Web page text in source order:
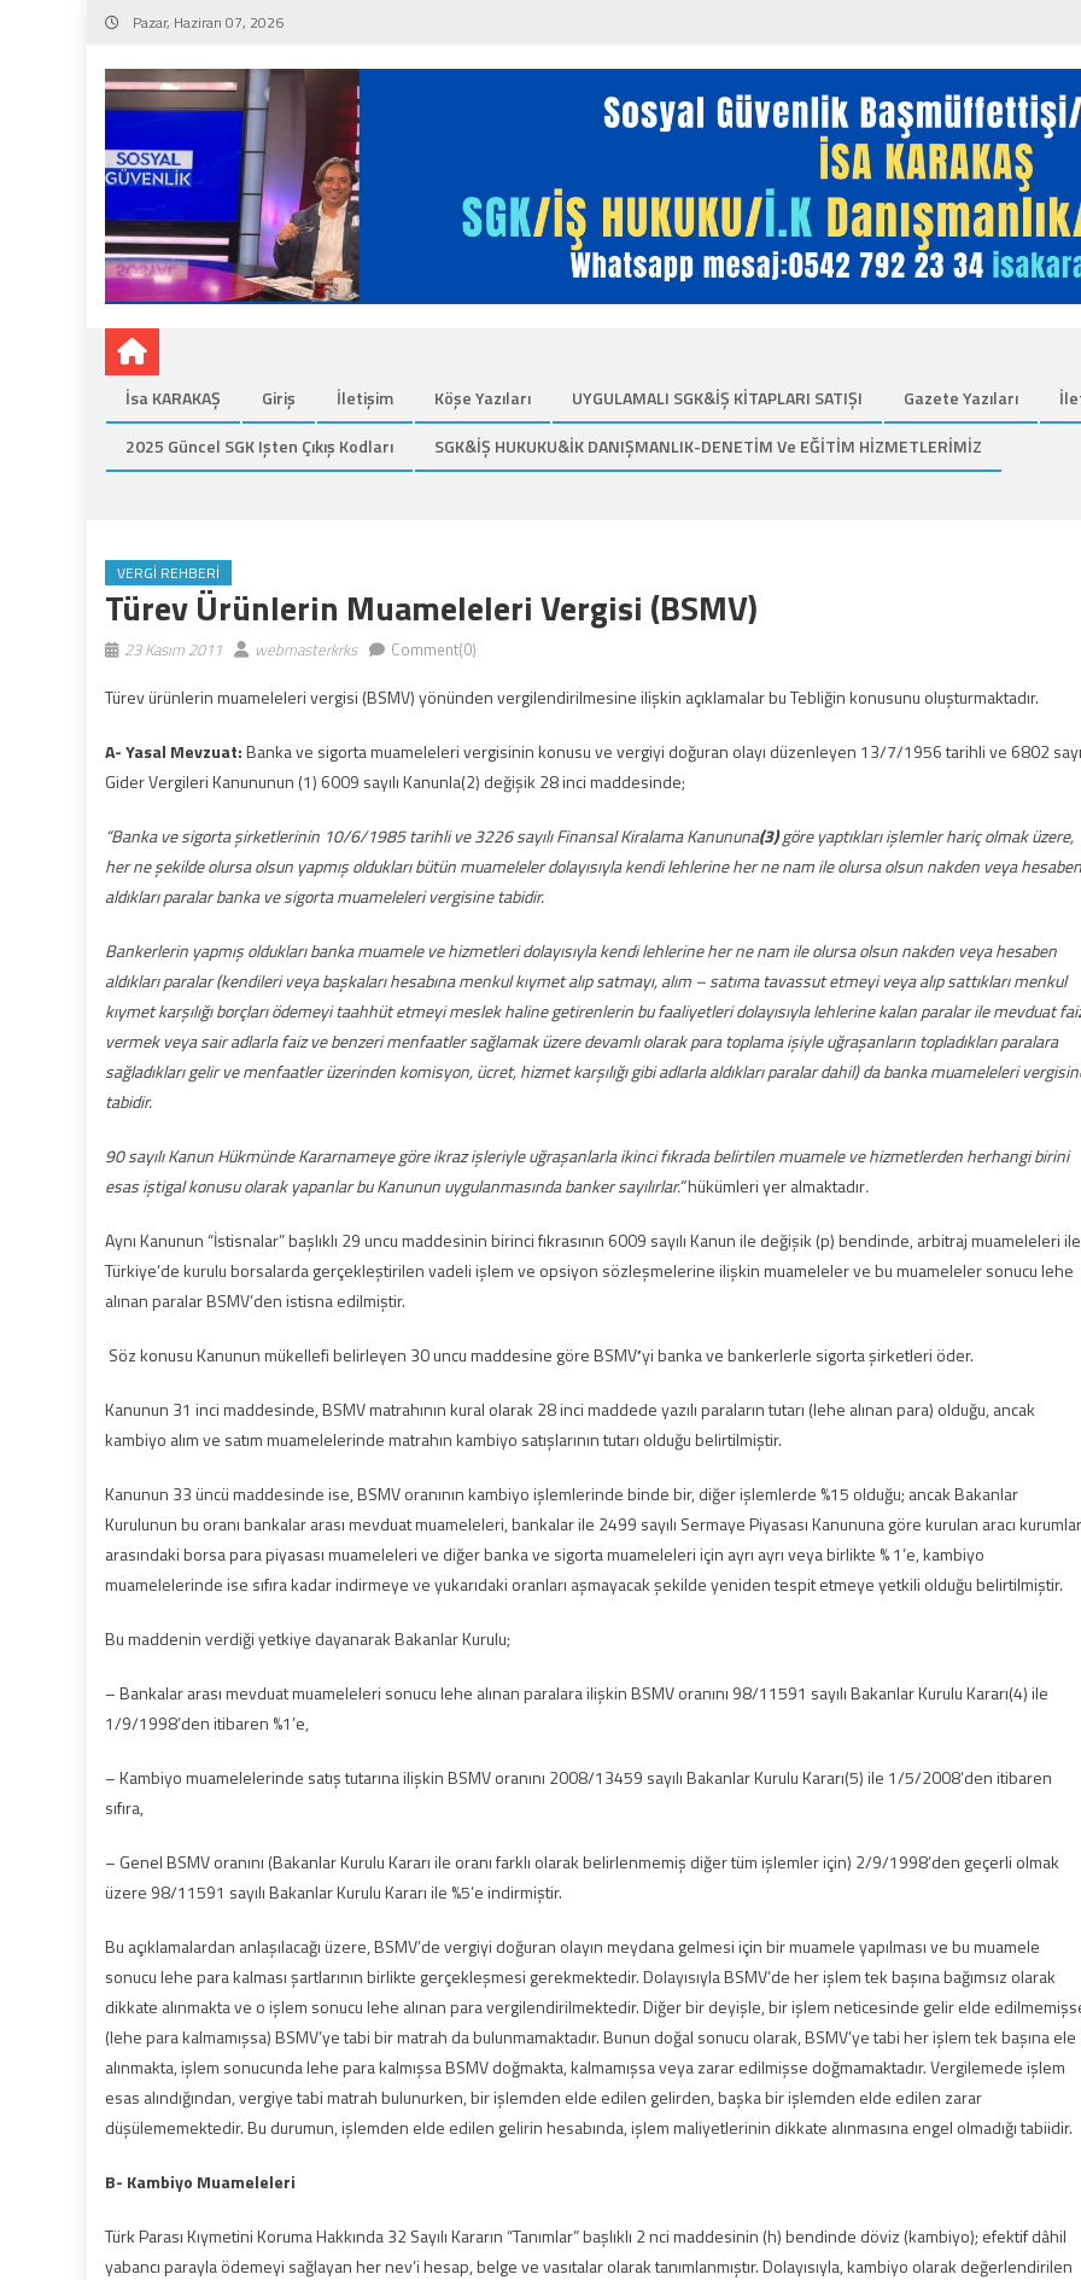
Skip
content
Pazar, Haziran 07, 2026
İsa KARAKAŞ Giriş İletişim Köşe Yazıları UYGULAMALI SGK&İŞ KİTAPLARI SATIŞI Gazete Yazıları
2025 Güncel SGK Işten Çıkış Kodları
SGK&İŞ HUKUKU&İK DANIŞMANLIK-DENETİM Ve EĞİTİM HİZMETLERİMİZ
VERGI REHBERI
Türev Ürünlerin Muameleleri Vergisi (BSMV)
23 Kasım 2011 webmasterkrks Comment(0)
Türev ürünlerin muameleleri vergisi (BSMV) yönünden vergilendirilmesine ilişkin açıklamalar bu Tebliğin konusunu oluşturmaktadır.
A- Yasal Mevzuat:Banka ve sigorta muameleleri vergisinin konusu ve vergiyi doğuran olayı düzenleyen 13/7/1956 tarihli ve 6802
Gider VergileriKanununun (1) 6009 sayılı Kanunla(2) değişik 28 inci maddesinde;
“Banka ve sigorta şirketlerinin 10/6/1985 tarihli ve 3226 sayılı Finansal Kiralama Kanununa(3)göre yaptıkları işlemler hariç olmak üzere,
her ne şekilde olursa olsun yapmış oldukları bütün muameleler dolayısıyla kendi lehlerine her ne nam ile olursa olsun nakden veya hesaben
aldıkları paralar banka ve sigorta muameleleri vergisine tabidir.
Bankerlerin yapmış oldukları banka muamele ve hizmetleri dolayısıyla kendi lehlerine her ne nam ile olursa olsun nakden veya hesaben
aldıkları paralar (kendileri veya başkaları hesabına menkul kıymet alıp satmayı, alım – satıma tavassut etmeyi veya alıp sattıkları menkul
kıymet karşılığı borçları ödemeyi taahhüt etmeyi meslek haline getirenlerin bu faaliyetleri dolayısıyla lehlerine kalan paralar ile mevduat
vermek veya sair adlarla faiz ve benzeri menfaatler sağlamak üzere devamlı olarak para toplama işiyle uğraşanların topladıkları paralara
sağladıkları gelir ve menfaatler üzerinden komisyon, ücret, hizmet karşılığı gibi adlarla aldıkları paralar dahil) da banka muameleleri
tabidir.
90 sayılı Kanun Hükmünde Kararnameye göre ikraz işleriyle uğraşanlarla ikinci fıkrada belirtilen muamele ve hizmetlerden herhangi birini
esas iştigal konusu olarak yapanlar bu Kanunun uygulanmasında banker sayılırlar.”hükümleri yer almaktadır.
Aynı Kanunun “İstisnalar” başlıklı 29 uncu maddesinin birinci fıkrasının 6009 sayılı Kanun ile değişik (p) bendinde, arbitraj muameleleri ile
Türkiye’de kurulu borsalarda gerçekleştirilen vadeli işlem ve opsiyon sözleşmelerine ilişkin muameleler ve bu muameleler sonucu lehe
alınan paralar BSMV’den istisna edilmiştir.
Söz konusu Kanunun mükellefi belirleyen 30 uncu maddesine göre BSMV’yi banka ve bankerlerle sigorta şirketleri öder.
Kanunun 31 inci maddesinde, BSMV matrahının kural olarak 28 inci maddede yazılı paraların tutarı (lehe alınan para) olduğu, ancak
kambiyo alım ve satım muamelelerinde matrahın kambiyo satışlarının tutarı olduğu belirtilmiştir.
Kanunun 33 üncü maddesinde ise, BSMV oranının kambiyo işlemlerinde binde bir, diğer işlemlerde %15 olduğu; ancak Bakanlar
Kurulunun bu oranı bankalar arası mevduat muameleleri, bankalar ile 2499 sayılı Sermaye Piyasası Kanununa göre kurulan aracı kurumlar
arasındaki borsa para piyasası muameleleri ve diğer banka ve sigorta muameleleri için ayrı ayrı veya birlikte % 1’e, kambiyo
muamelelerinde ise sıfıra kadar indirmeye ve yukarıdaki oranları aşmayacak şekilde yeniden tespit etmeye yetkili olduğu belirtilmiştir.
Bu maddenin verdiği yetkiye dayanarak Bakanlar Kurulu;
– Bankalar arası mevduat muameleleri sonucu lehe alınan paralara ilişkin BSMV oranını 98/11591 sayılı Bakanlar Kurulu Kararı(4) ile
1/9/1998’den itibaren %1’e,
– Kambiyo muamelelerinde satış tutarına ilişkin BSMV oranını 2008/13459 sayılı Bakanlar Kurulu Kararı(5) ile 1/5/2008’den itibaren
sıfıra,
– Genel BSMV oranını (Bakanlar Kurulu Kararı ile oranı farklı olarak belirlenmemiş diğer tüm işlemler için) 2/9/1998’den geçerli olmak
üzere 98/11591 sayılı Bakanlar Kurulu Kararı ile %5’e indirmiştir.
Bu açıklamalardan anlaşılacağı üzere, BSMV’de vergiyi doğuran olayın meydana gelmesi için bir muamele yapılması ve bu muamele
sonucu lehe para kalması şartlarının birlikte gerçekleşmesi gerekmektedir. Dolayısıyla BSMV’de her işlem tek başına bağımsız olarak
dikkate alınmakta ve o işlem sonucu lehe alınan para vergilendirilmektedir. Diğer bir deyişle, bir işlem neticesinde gelir elde
(lehe para kalmamışsa) BSMV’ye tabi bir matrah da bulunmamaktadır. Bunun doğal sonucu olarak, BSMV’ye tabi her işlem tek başına ele
alınmakta, işlem sonucunda lehe para kalmışsa BSMV doğmakta, kalmamışsa veya zarar edilmişse doğmamaktadır. Vergilemede işlem
esas alındığından, vergiye tabi matrah bulunurken, bir işlemden elde edilen gelirden, başka bir işlemden elde edilen zarar
düşülememektedir. Bu durumun, işlemden elde edilen gelirin hesabında, işlem maliyetlerinin dikkate alınmasına engel olmadığı tabiidir.
B- Kambiyo Muameleleri
Türk Parası Kıymetini Koruma Hakkında 32 Sayılı Kararın “Tanımlar” başlıklı 2 nci maddesinin (h) bendinde döviz (kambiyo); efektif dâhil
yabancı parayla ödemeyi sağlayan her nev’i hesap, belge ve vasıtalar olarak tanımlanmıştır. Dolayısıyla, kambiyo olarak değerlendirilen